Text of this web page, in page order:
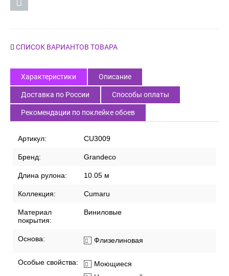
СПИСОК ВАРИАНТОВ ТОВАРА
Характеристики Описание
Доставка по России Способы оплаты
Рекомендации по поклейке обоев
Артикул: CU3009
Бренд: Grandeco
Длина рулона: 10.05 м
Коллекция: Cumaru
Материал
покрытия:
Виниловые
Основа: Флизелиновая
Особые свойства:
Моющиеся